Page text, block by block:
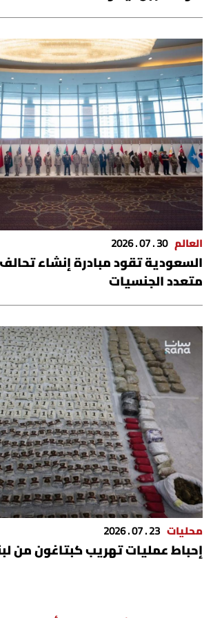
شروط الإشتراك
solutions by
العالم 30 . 07 . 2026
السعودية تقود مبادرة إنشاء
متعدد الجنسيات
محليات 23 . 07 . 2026
إحباط عمليات تهريب كبتاغون من